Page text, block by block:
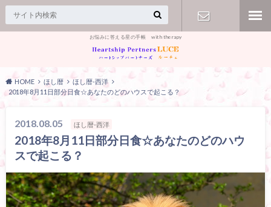
お悩みに答える星の手帳 with therapy
せ】
HOME ほし暦
ほし暦-西洋
2018年8月11日部分日食☆あなたのどのハウスで起こる？
2018.08.05 ほし暦-西洋
2018年8月11日部分日食☆あなたのどのハウ
スで起こる？